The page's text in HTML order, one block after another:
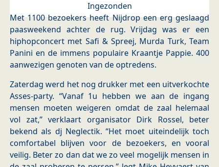
Ingezonden
Met 1100 bezoekers heeft Nijdrop een erg geslaagd
paasweekend achter de rug. Vrijdag was er een
hiphopconcert met Safi & Spreej, Murda Turk, Team
Panini en de immens populaire Kraantje Pappie. 400
aanwezigen genoten van de optredens.
Zaterdag werd het nog drukker met een uitverkochte
Asses-party. “Vanaf 1u hebben we aan de ingang
mensen moeten weigeren omdat de zaal helemaal
vol zat,” verklaart organisator Dirk Rossel, beter
bekend als dj Neglectik. “Het moet uiteindelijk toch
comfortabel blijven voor de bezoekers, en vooral
veilig. Beter zo dan dat we zo veel mogelijk mensen in